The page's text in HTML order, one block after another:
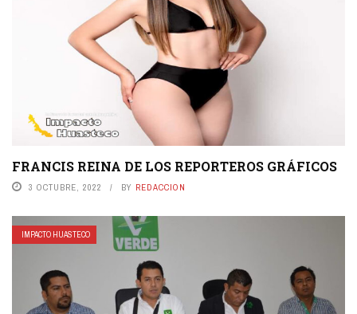
FRANCIS REINA DE LOS REPORTEROS GRÁFICOS
3 OCTUBRE, 2022 BY REDACCION
IMPACTO HUASTECO